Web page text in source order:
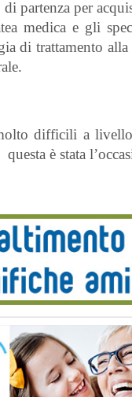
partenza per
medica e gli
di trattamento
difficili a
questa è stata